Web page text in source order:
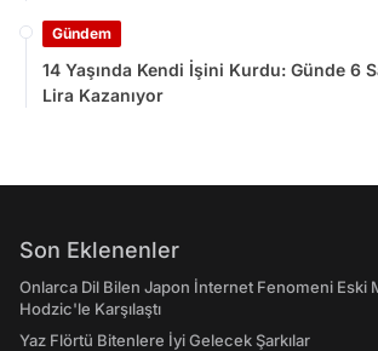
Gündem
14 Yaşında Kendi İşini Kurdu: Günde 6
Lira Kazanıyor
Son Eklenenler
Onlarca Dil Bilen Japon İnternet Fenomeni Eski
Hodzic'le Karşılaştı
Yaz Flörtü Bitenlere İyi Gelecek Şarkılar